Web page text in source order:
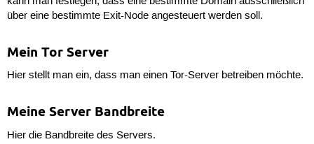
über eine bestimmte Exit-Node angesteuert werden soll.
Mein Tor Server
Hier stellt man ein, dass man einen Tor-Server betreiben möchte.
Meine Server Bandbreite
Hier die Bandbreite des Servers.